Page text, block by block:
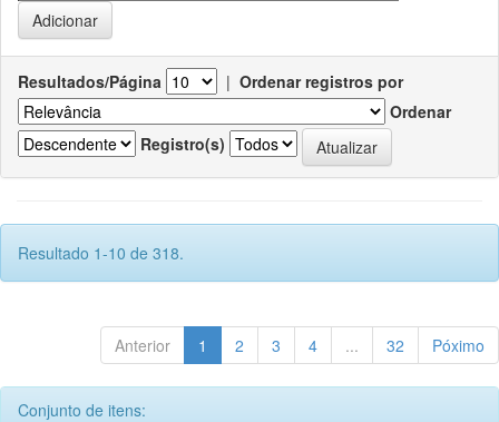
Resultados/Página | Ordenar registros por
Ordenar
Registro(s)
Resultado 1-10 de 318.
Anterior 1 2 3 4 ... 32 Póximo
Conjunto de itens: